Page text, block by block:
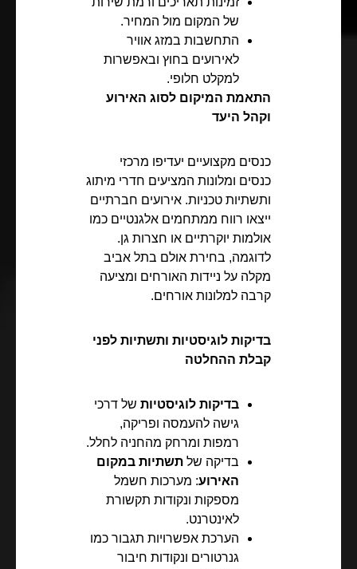
של המקום מול המחיר.
התחשבות במזג אוויר
לאירועים בחוץ ובאפשרות
למקלט חלופי.
התאמת המיקום לסוג האירוע
וקהל היעד
כנסים מקצועיים יעדיפו מרכזי
כנסים ומלונות המציעים חדרי מיתוג
ותשתיות טכניות. אירועים חברתיים
ייצאו רווח ממתחמים אלגנטיים כמו
אולמות יוקרתיים או חצרות גן.
לדוגמה, בחירת אולם בתל אביב
מקלה על ניידות האורחים ומציעה
קרבה למלונות אורחים.
בדיקות לוגיסטיות ותשתיות לפני
קבלת ההחלטה
בדיקות לוגיסטיות של דרכי
גישה להעמסה ופריקה,
רמפות ומרחק מהחניה לחלל.
בדיקה של תשתיות במקום
האירוע: מערכות חשמל
מספקות ונקודות תקשורת
לאינטרנט.
הערכת אפשרויות תגבור כמו
גנרטורים ונקודות חיבור